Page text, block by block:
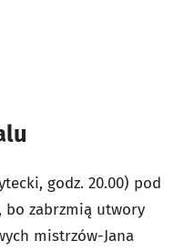
godz. 20.00) pod
bo zabrzmią utwory
mistrzów-Jana